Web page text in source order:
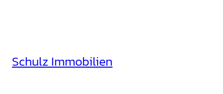
Schulz Immobilien